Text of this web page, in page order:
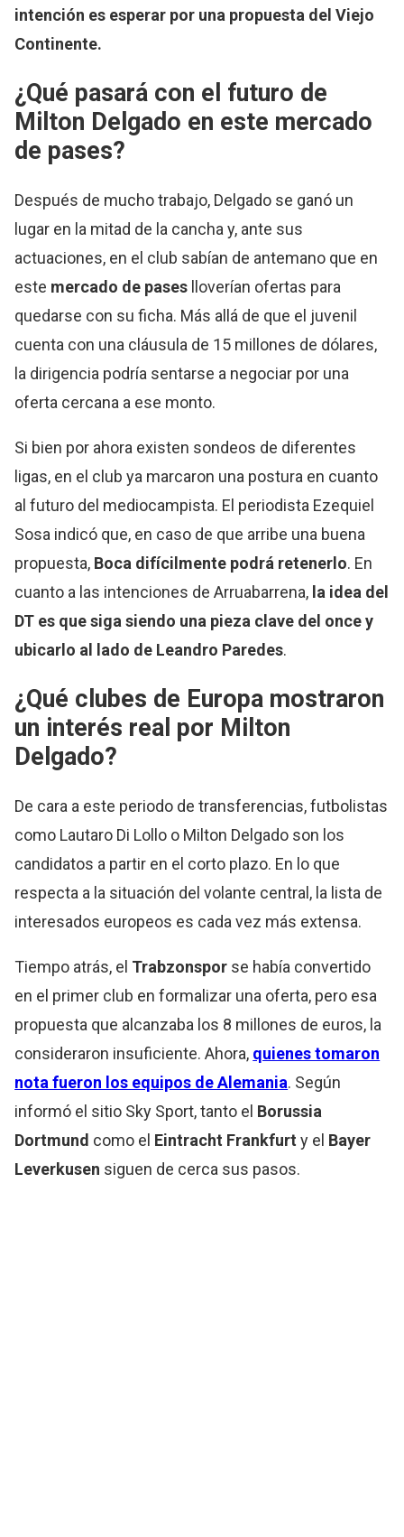
intención es esperar por una propuesta del Viejo
Continente.
¿Qué pasará con el futuro de
Milton Delgado en este mercado
de pases?
Después de mucho trabajo, Delgado se ganó un
lugar en la mitad de la cancha y, ante sus
actuaciones, en el club sabían de antemano que en
este mercado de pases lloverían ofertas para
quedarse con su ficha. Más allá de que el juvenil
cuenta con una cláusula de 15 millones de dólares,
la dirigencia podría sentarse a negociar por una
oferta cercana a ese monto.
Si bien por ahora existen sondeos de diferentes
ligas, en el club ya marcaron una postura en cuanto
al futuro del mediocampista. El periodista Ezequiel
Sosa indicó que, en caso de que arribe una buena
propuesta, Boca difícilmente podrá retenerlo. En
cuanto a las intenciones de Arruabarrena, la idea del
DT es que siga siendo una pieza clave del once y
ubicarlo al lado de Leandro Paredes.
¿Qué clubes de Europa mostraron
un interés real por Milton
Delgado?
De cara a este periodo de transferencias, futbolistas
como Lautaro Di Lollo o Milton Delgado son los
candidatos a partir en el corto plazo. En lo que
respecta a la situación del volante central, la lista de
interesados europeos es cada vez más extensa.
Tiempo atrás, el Trabzonspor se había convertido
en el primer club en formalizar una oferta, pero esa
propuesta que alcanzaba los 8 millones de euros, la
consideraron insuficiente. Ahora, quienes tomaron
nota fueron los equipos de Alemania. Según
informó el sitio Sky Sport, tanto el Borussia
Dortmund como el Eintracht Frankfurt y el Bayer
Leverkusen siguen de cerca sus pasos.